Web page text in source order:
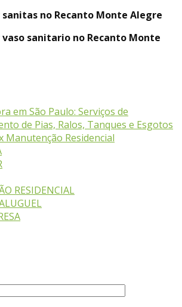
no Recanto Monte Alegre
sanitario no Recanto Monte
em São Paulo: Serviços de
de Pias, Ralos, Tanques e Esgotos
Manutenção Residencial
RESIDENCIAL